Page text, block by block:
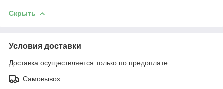
Скрыть
Условия доставки
Доставка осуществляется только по предоплате.
Самовывоз